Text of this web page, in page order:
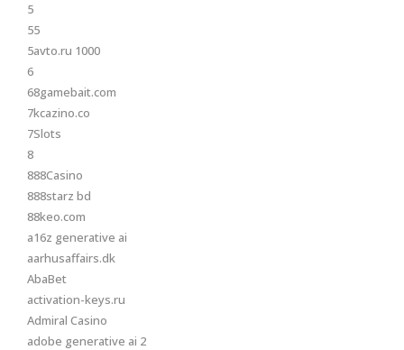
5
55
5avto.ru 1000
6
68gamebait.com
7kcazino.co
7Slots
8
888Casino
888starz bd
88keo.com
a16z generative ai
aarhusaffairs.dk
AbaBet
activation-keys.ru
Admiral Casino
adobe generative ai 2